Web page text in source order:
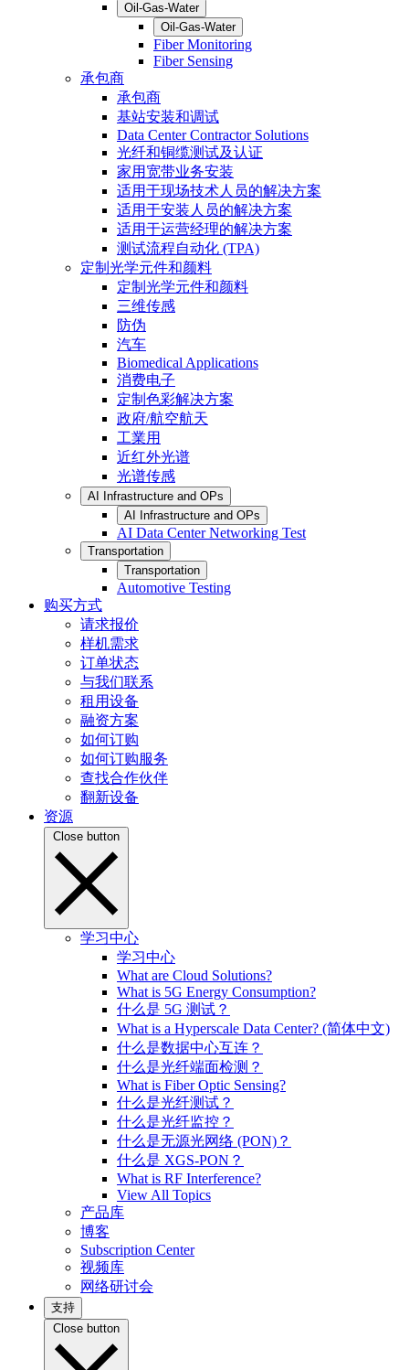
Oil-Gas-Water
Oil-Gas-Water
Fiber Monitoring
Fiber Sensing
承包商
承包商
基站安装和调试
Data Center Contractor Solutions
光纤和铜缆测试及认证
家用宽带业务安装
适用于现场技术人员的解决方案
适用于安装人员的解决方案
适用于运营经理的解决方案
测试流程自动化 (TPA)
定制光学元件和颜料
定制光学元件和颜料
三维传感
防伪
汽车
Biomedical Applications
消费电子
定制色彩解决方案
政府/航空航天
工業用
近红外光谱
光谱传感
AI Infrastructure and OPs
AI Infrastructure and OPs
AI Data Center Networking Test
Transportation
Transportation
Automotive Testing
购买方式
请求报价
样机需求
订单状态
与我们联系
租用设备
融资方案
如何订购
如何订购服务
查找合作伙伴
翻新设备
资源
Close button
学习中心
学习中心
What are Cloud Solutions?
What is 5G Energy Consumption?
什么是 5G 测试？
What is a Hyperscale Data Center? (简体中文)
什么是数据中心互连？
什么是光纤端面检测？
What is Fiber Optic Sensing?
什么是光纤测试？
什么是光纤监控？
什么是无源光网络 (PON)？
什么是 XGS-PON？
What is RF Interference?
View All Topics
产品库
博客
Subscription Center
视频库
网络研讨会
支持
Close button